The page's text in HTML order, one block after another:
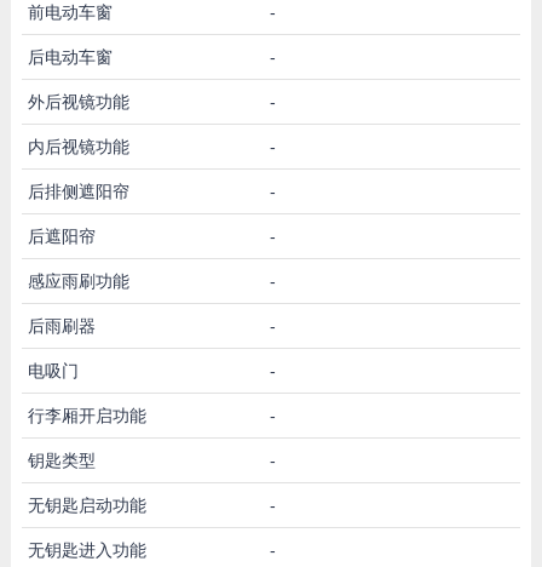
前电动车窗 -
后电动车窗 -
外后视镜功能 -
内后视镜功能 -
后排侧遮阳帘 -
后遮阳帘 -
感应雨刷功能 -
后雨刷器 -
电吸门 -
行李厢开启功能 -
钥匙类型 -
无钥匙启动功能 -
无钥匙进入功能 -